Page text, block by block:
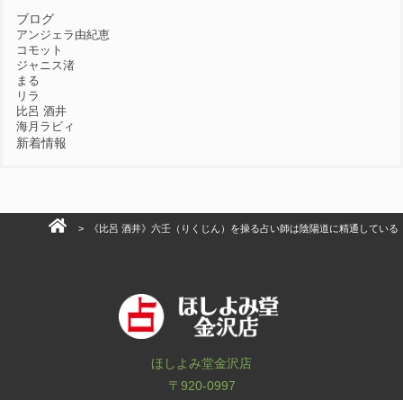
ブログ
アンジェラ由紀恵
コモット
ジャニス渚
まる
リラ
比呂 酒井
海月ラビィ
新着情報
> 《比呂 酒井》六壬（りくじん）を操る占い師は陰陽道に精通している
ほしよみ堂金沢店
〒920-0997